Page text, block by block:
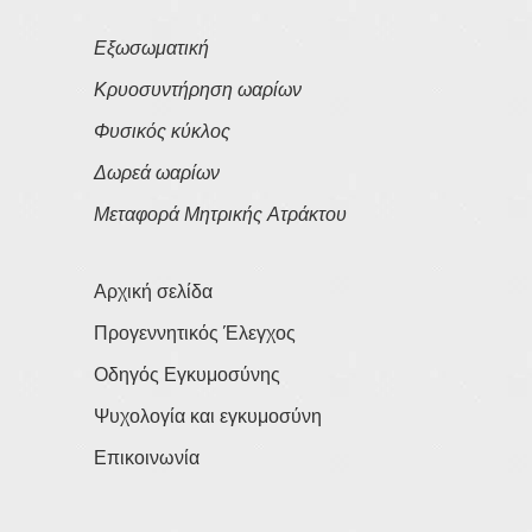
Εξωσωματική
Κρυοσυντήρηση ωαρίων
Φυσικός κύκλος
Δωρεά ωαρίων
Μεταφορά Μητρικής Ατράκτου
Αρχική σελίδα
Προγεννητικός Έλεγχος
Οδηγός Εγκυμοσύνης
Ψυχολογία και εγκυμοσύνη
Επικοινωνία